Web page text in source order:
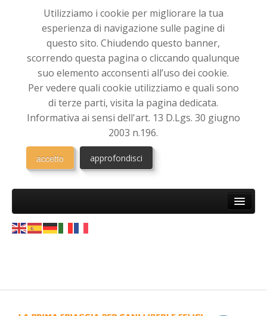
Utilizziamo i cookie per migliorare la tua
esperienza di navigazione sulle pagine di
questo sito. Chiudendo questo banner,
scorrendo questa pagina o cliccando qualunque
suo elemento acconsenti all’uso dei cookie.
Per vedere quali cookie utilizziamo e quali sono
di terze parti, visita la pagina dedicata.
Informativa ai sensi dell'art. 13 D.Lgs. 30 giugno
2003 n.196.
accetto approfondisci
HOME